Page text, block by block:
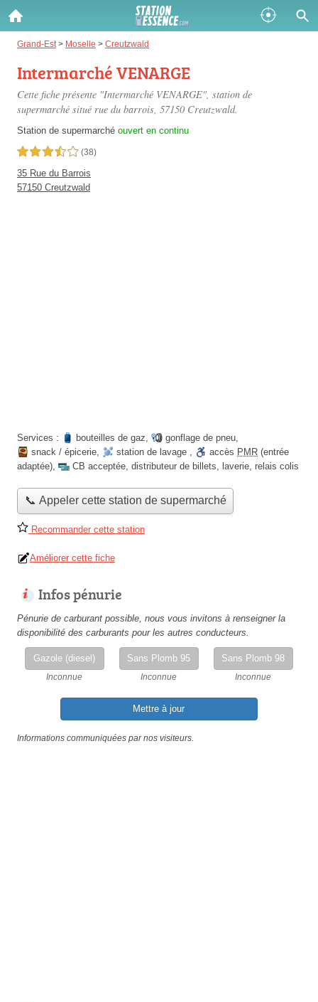
Grand-Est > Moselle > Creutzwald
Intermarché VENARGE
Cette fiche présente "Intermarché VENARGE", station de
supermarché situé rue du barrois, 57150 Creutzwald.
Station de supermarché ouvert en continu
3,5 étoiles sur 5 (38)
35 Rue du Barrois
57150 Creutzwald
Services : bouteilles de gaz, gonflage de pneu,
snack / épicerie, station de lavage , accès PMR (entrée
adaptée), CB acceptée, distributeur de billets, laverie, relais colis
📞 Appeler cette station de supermarché
Recommander cette station
Améliorer cette fiche
Infos pénurie
Pénurie de carburant possible, nous vous invitons à renseigner la
disponibilité des carburants pour les autres conducteurs.
Gazole (diesel)
Inconnue
Sans Plomb 95
Inconnue
Sans Plomb 98
Inconnue
Mettre à jour
Informations communiquées par nos visiteurs.
Gazole :
Disponible
SP 98 :
Disponible
SP 95 :
Disponible